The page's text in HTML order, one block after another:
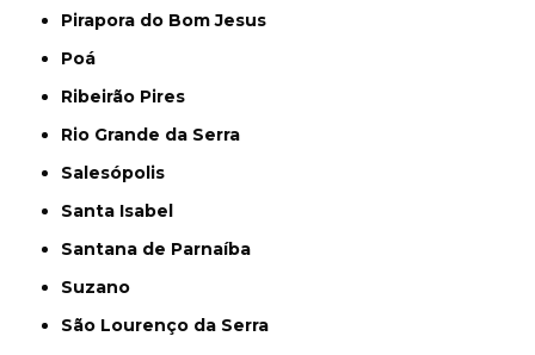
Pirapora do Bom Jesus
Poá
Ribeirão Pires
Rio Grande da Serra
Salesópolis
Santa Isabel
Santana de Parnaíba
Suzano
São Lourenço da Serra